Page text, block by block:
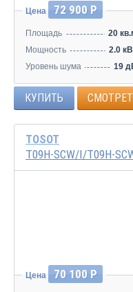
Цена 72 900 Р
Площадь
20
Мощность
2.0
Уровень шума
19
КУПИТЬ
TOSOT
T09H-SCW/I/T09H-
Цена 70 100 Р